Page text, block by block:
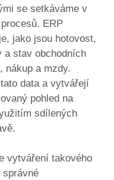
se setkáváme v
ERP
jako jsou hotovost,
a stav obchodních
nákup a mzdy.
data a vytvářejí
pohled na
sdílených
vytváření takového
správné